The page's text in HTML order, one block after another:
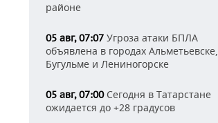
районе
05 авг, 07:07 Угроза атаки БПЛА
объявлена в городах Альметьевске,
Бугульме и Лениногорске
05 авг, 07:00Сегодня в Татарстане
ожидается до +28 градусов